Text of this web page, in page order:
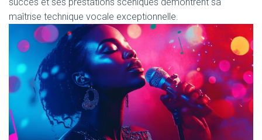
maîtrise technique vocale exceptionnelle.